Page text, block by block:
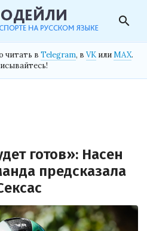
search
читать в Telegram, в VK илиMAX.
готов»: Насен
предсказала